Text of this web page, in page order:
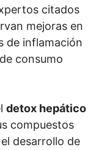
citados
mejoras en
de inflamación
consumo
detox hepático
compuestos
desarrollo de